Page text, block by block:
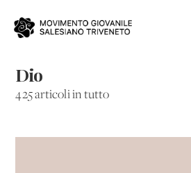
Dio
425 articoli in tutto